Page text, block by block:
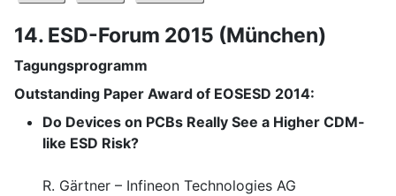
14. ESD-Forum 2015 (München)
Tagungsprogramm
Outstanding Paper Award of EOSESD 2014:
Do Devices on PCBs Really See a Higher CDM-
like ESD Risk?
R. Gärtner – Infineon Technologies AG